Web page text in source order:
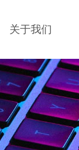
关于我们